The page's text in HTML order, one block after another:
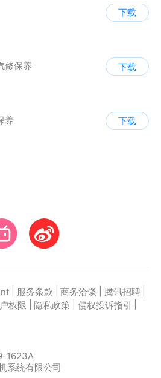
下载
修保养
下载
养
下载
服务条款 商务洽谈 腾讯招聘
权限 隐私政策 侵权投诉指引
1623A
系统有限公司